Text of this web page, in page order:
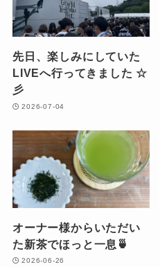
先日、楽しみにしていた
LIVEへ行ってきました ☆
彡
2026-07-04
オーナー様からいただい
た新茶でほっと一息🍵
2026-06-26